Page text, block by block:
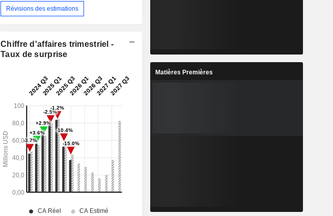
Révisions des estimations
Chiffre d'affaires trimestriel -
Taux de surprise
Matières Premières